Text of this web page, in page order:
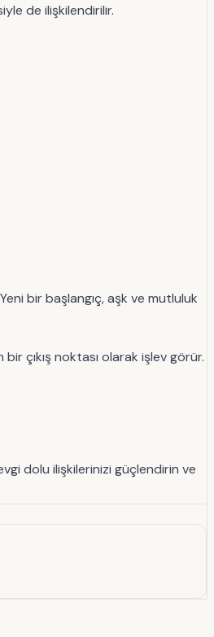
de ilişkilendirilir.
bir başlangıç, aşk ve mutluluk
çıkış noktası olarak işlev görür.
dolu ilişkilerinizi güçlendirin ve